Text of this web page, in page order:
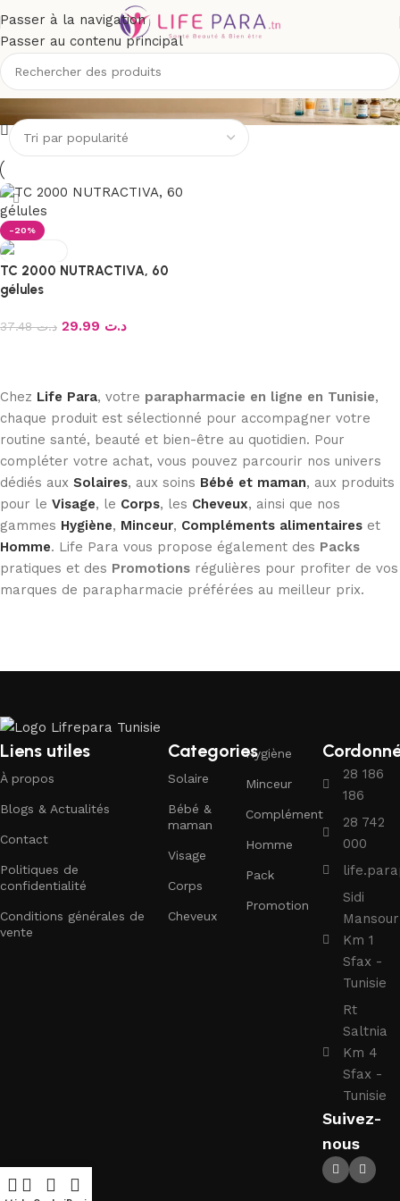
Passer à la navigation
Passer au contenu principal
TC2000
-20%
TC 2000 NUTRACTIVA, 60
gélules
د.ت37.48 د.ت
Chez Life Para, votre parapharmacie en ligne en Tunisie,
chaque produit est sélectionné pour accompagner votre
routine santé, beauté et bien-être au quotidien. Pour
compléter votre achat, vous pouvez parcourir nos univers
dédiés aux Solaires, aux soins Bébé et maman, aux produits
pour le Visage, le Corps, les Cheveux, ainsi que nos
gammes Hygiène, Minceur, Compléments alimentaires et
Homme. Life Para vous propose également des Packs
pratiques et des Promotions régulières pour profiter de vos
marques de parapharmacie préférées au meilleur prix.
Liens utiles
À propos
Blogs & Actualités
Contact
Politiques de
confidentialité
Conditions générales de
vente
Categories
Solaire
Bébé &
maman
Visage
Corps
Cheveux
Hygiène
Minceur
Complément
Homme
Pack
Promotion
28 186
186
28 742
000
Sidi
Mansour
Km 1
Sfax -
Tunisie
Rt
Saltnia
Km 4
Sfax -
Tunisie
Suivez-
nous